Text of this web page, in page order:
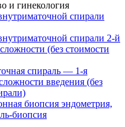
и гинекология
спирали
спирали 2-й
(без стоимости
спираль — 1-я
введения (без
биопсия эндометрия,
биопсия